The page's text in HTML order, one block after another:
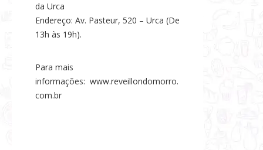
da Urca
Endereço: Av. Pasteur, 520 – Urca (De
13h às 19h).
Para mais
informações: www.reveillondomorro.
com.br